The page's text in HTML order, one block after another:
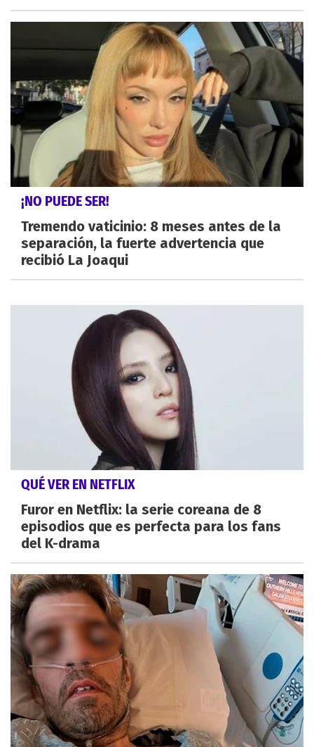
¡NO PUEDE SER!
Tremendo vaticinio: 8 meses antes de la
separación, la fuerte advertencia que
recibió La Joaqui
QUÉ VER EN NETFLIX
Furor en Netflix: la serie coreana de 8
episodios que es perfecta para los fans
del K-drama